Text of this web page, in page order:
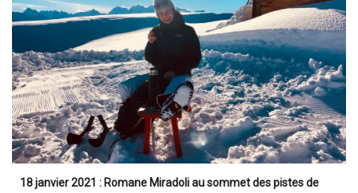
18 janvier 2021 : Romane Miradoli au sommet des pistes de